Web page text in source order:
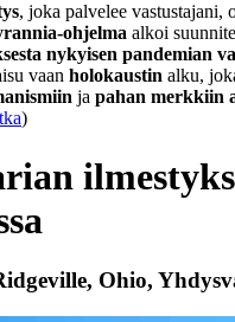
, joka palvelee vastustajani,
ohjelma alkoi
nykyisen pandemian
vaan holokaustin alku,
ja pahan merkkiin
)
Ohio,